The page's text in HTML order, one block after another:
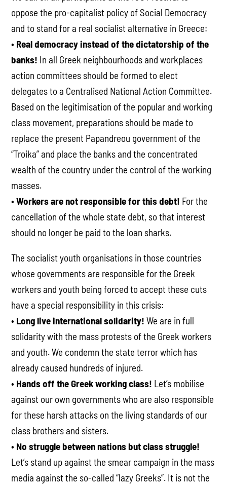
oppose the pro-capitalist policy of Social Democracy
and to stand for a real socialist alternative in Greece:
• Real democracy instead of the dictatorship of the
banks! In all Greek neighbourhoods and workplaces
action committees should be formed to elect
delegates to a Centralised National Action Committee.
Based on the legitimisation of the popular and working
class movement, preparations should be made to
replace the present Papandreou government of the
“Troika” and place the banks and the concentrated
wealth of the country under the control of the working
masses.
•Workers are not responsible for this debt! For the
cancellation of the whole state debt, so that interest
should no longer be paid to the loan sharks.
The socialist youth organisations in those countries
whose governments are responsible for the Greek
workers and youth being forced to accept these cuts
have a special responsibility in this crisis:
• Long live international solidarity! We are in full
solidarity with the mass protests of the Greek workers
and youth. We condemn the state terror which has
already caused hundreds of injured.
• Hands off the Greek working class! Let’s mobilise
against our own governments who are also responsible
for these harsh attacks on the living standards of our
class brothers and sisters.
• No struggle between nations but class struggle!
Let’s stand up against the smear campaign in the mass
media against the so-called “lazy Greeks”. It is not the